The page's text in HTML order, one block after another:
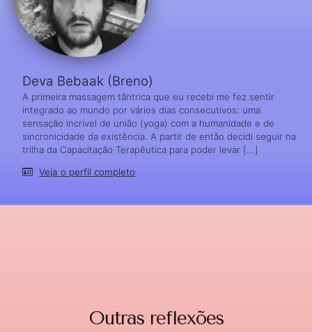
Deva Bebaak (Breno)
A primeira massagem tântrica que eu recebi me fez sentir
integrado ao mundo por vários dias consecutivos: uma
sensação incrível de união (yoga) com a humanidade e de
sincronicidade da existência. A partir de então decidi seguir na
trilha da Capacitação Terapêutica para poder levar [...]
Veja o perfil completo
Outras reflexões